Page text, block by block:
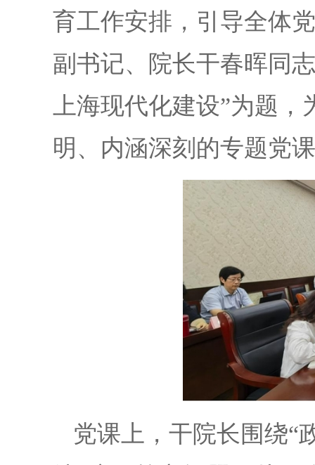
育工作安排 ， 引导全体
副书记、
院长干春晖同志
上海现代化建设”为题，
明、内涵深刻的专题党
党课上，干院长围绕“